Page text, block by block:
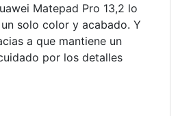
Matepad Pro 13,2 lo
solo color y acabado. Y
a que mantiene un
por los detalles